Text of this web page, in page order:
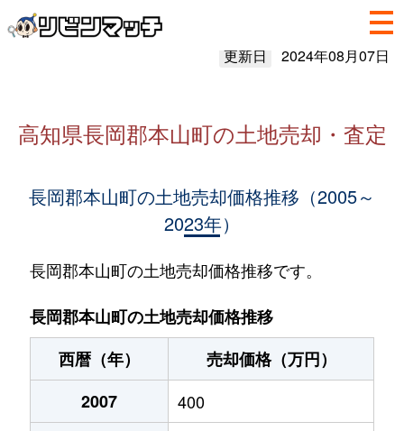
更新日 2024年08月07日
高知県長岡郡本山町の土地売却・査定
長岡郡本山町の土地売却価格推移（2005～
2023年）
長岡郡本山町の土地売却価格推移です。
長岡郡本山町の土地売却価格推移
西暦（年）
売却価格（万円）
2007
400